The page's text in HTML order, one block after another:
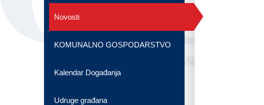
Novosti
KOMUNALNO GOSPODARSTVO
Kalendar Događanja
Udruge građana